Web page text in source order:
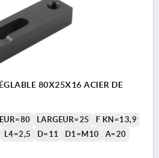
80X25X16 ACIER DE
LARGEUR=25
F KN=13,9
L4=2,5 D=11 D1=M10 A=20